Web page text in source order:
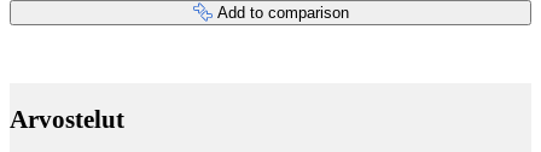
Add to comparison
Arvostelut